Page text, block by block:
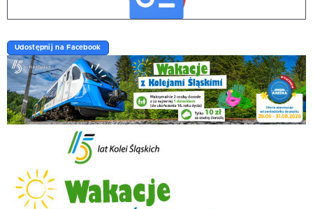
Udostępnij na Facebook